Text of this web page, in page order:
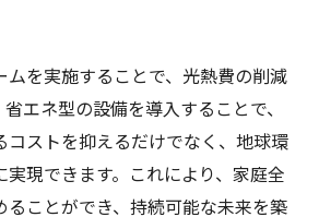
ムを実施することで、光熱費の削減
エネ型の設備を導入することで、
コストを抑えるだけでなく、地球環
現できます。これにより、家庭全
ることができ、持続可能な未来を築